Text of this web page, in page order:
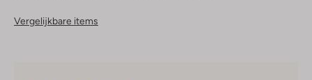
Vergelijkbare items